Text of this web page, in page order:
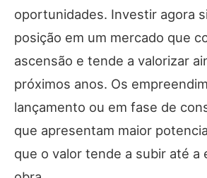
oportunidades. Investir agora
posição em um mercado que
ascensão e tende a valorizar
próximos anos. Os
lançamento ou em fase de
que apresentam maior
que o valor tende a subir até a